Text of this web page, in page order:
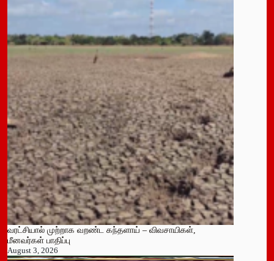
வரட்சியால் முற்றாக வறண்ட கந்தளாய் – விவசாயிகள்,
மீனவர்கள் பாதிப்பு
August 3, 2026